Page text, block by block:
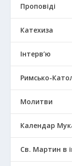
Проповіді
Катехиза
Інтерв’ю
Римсько-
Молитви
Календар
Св. Мартин в